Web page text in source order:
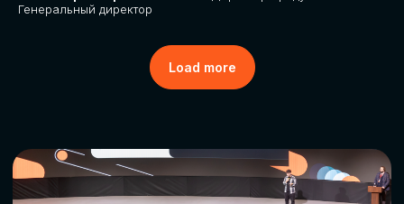
Генеральный директор
Load more